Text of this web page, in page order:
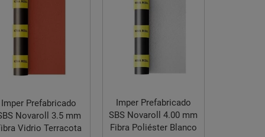
Imper Prefabricado
Novaroll 3.5 mm
Vidrio Terracota
Imper Prefabricado
SBS Novaroll 4.00 mm
Fibra Poliéster Blanco